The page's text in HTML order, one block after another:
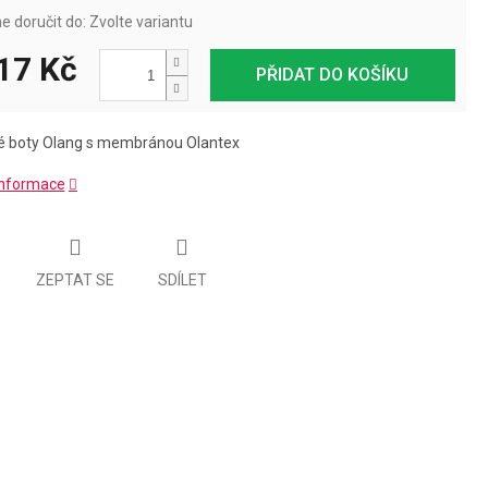
doručit do: Zvolte variantu
PŘIDAT DO KOŠÍKU
Kč
boty Olang s membránou Olantex
ZEPTAT SE SDÍLET